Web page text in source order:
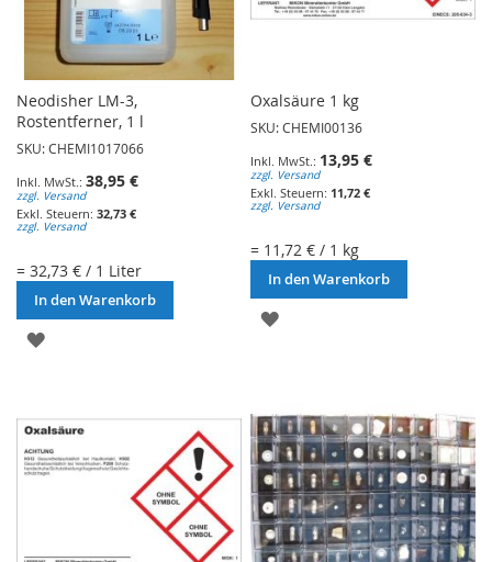
Neodisher LM-3,
Rostentferner, 1 l
SKU: CHEMI1017066
38,95 €
zzgl. Versand
32,73 €
zzgl. Versand
= 32,73 € / 1 Liter
In den Warenkorb
ZUR
HINZUFÜGEN
Oxalsäure 1 kg
SKU: CHEMI00136
13,95 €
zzgl. Versand
11,72 €
zzgl. Versand
= 11,72 € / 1 kg
In den Warenkorb
ZUR